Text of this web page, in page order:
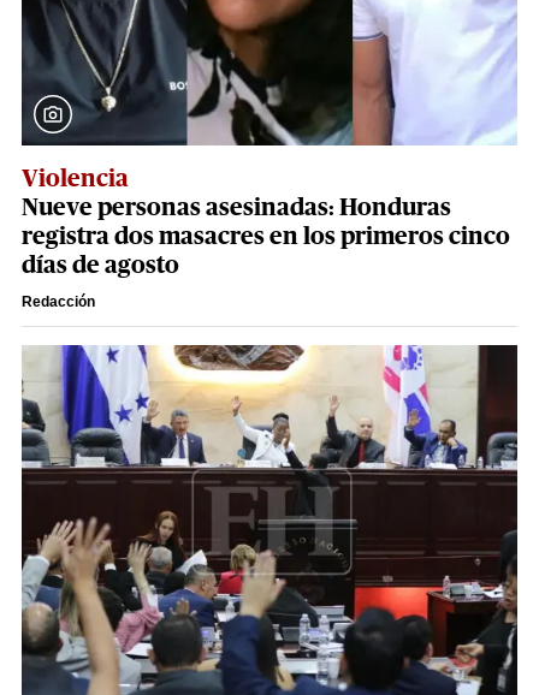
Violencia
Nueve personas asesinadas: Honduras
registra dos masacres en los primeros cinco
días de agosto
Redacción